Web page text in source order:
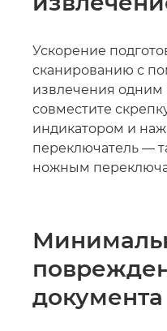
Ускорение
сканированию с
извлечения одним
совместите
индикатором и
переключатель —
ножным
документа